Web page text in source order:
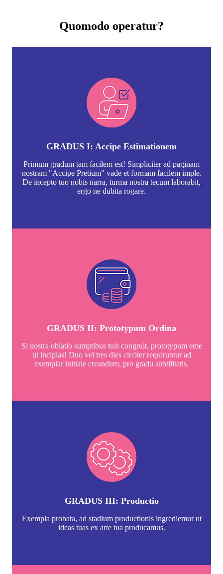
Quomodo operatur?
GRADUS I: Accipe Estimationem
Primum gradum tam facilem est! Simpliciter ad paginam
nostram "Accipe Pretium" vade et formam facilem imple.
De incepto tuo nobis narra, turma nostra tecum laborabit,
ergo ne dubita rogare.
GRADUS II: Prototypum Ordina
Si nostra oblatio sumptibus tuis congruit, prototypum eme
ut incipias! Duo vel tres dies circiter requiruntur ad
exemplar initiale creandum, pro gradu subtilitatis.
GRADUS III: Productio
Exempla probata, ad stadium productionis ingrediemur ut
ideas tuas ex arte tua producamus.